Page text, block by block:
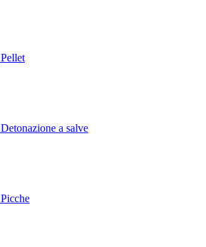
Pellet
Detonazione a salve
Picche